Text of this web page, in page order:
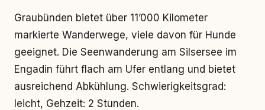
Graubünden bietet über 11’000 Kilometer
markierte Wanderwege, viele davon für Hunde
geeignet. Die Seenwanderung am Silsersee im
Engadin führt flach am Ufer entlang und bietet
ausreichend Abkühlung. Schwierigkeitsgrad:
leicht, Gehzeit: 2 Stunden.